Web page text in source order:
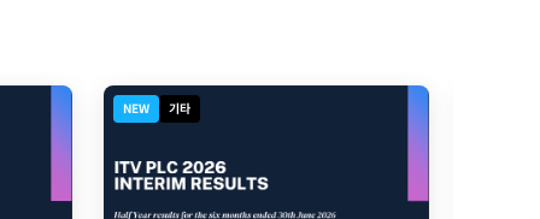
NEW 기타